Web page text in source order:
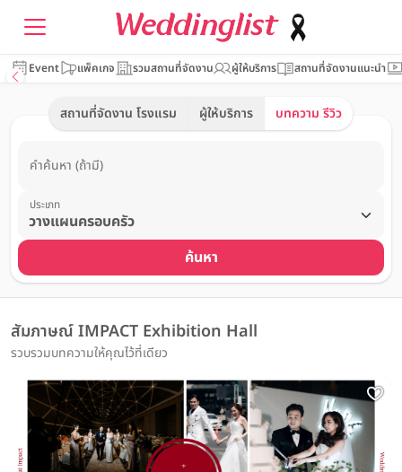
Event แพ็คเกจ รวมสถานที่จัดงาน ผู้ให้บริการ สถานที่จัดงานแนะนำ
สถานที่จัดงาน โรงแรม ผู้ให้บริการ บทความ รีวิว
คำค้นหา (ถ้ามี)
ประเภท
ค้นหา
สัมภาษณ์ IMPACT Exhibition Hall
รวบรวมบทความให้คุณไว้ที่เดียว